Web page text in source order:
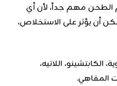
مهم جداً، لأن أي
يؤثر على الاستخلاص،
اللاتيه،